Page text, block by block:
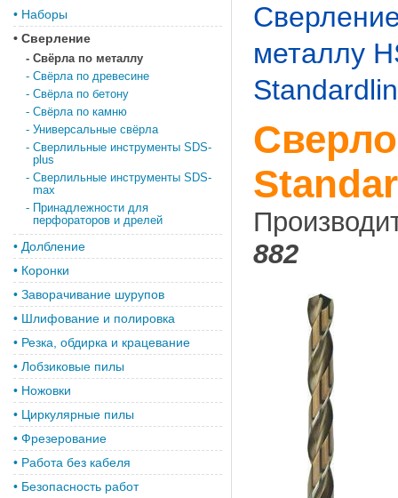
• Наборы
• Сверление
- Свёрла по металлу
- Свёрла по древесине
- Свёрла по бетону
- Свёрла по камню
- Универсальные свёрла
- Сверлильные инструменты SDS-
plus
- Сверлильные инструменты SDS-
max
- Принадлежности для
перфораторов и дрелей
• Долбление
• Коронки
• Заворачивание шурупов
• Шлифование и полировка
• Резка, обдирка и крацевание
• Лобзиковые пилы
• Ножовки
• Циркулярные пилы
• Фрезерование
• Работа без кабеля
• Безопасность работ
металлу
882